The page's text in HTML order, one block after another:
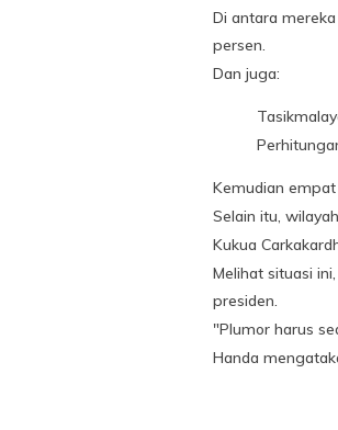
Di antara
persen.
Dan juga:
Kemudian
Selain itu,
Kukua
Melihat situasi
presiden.
"Plumor harus
Handa